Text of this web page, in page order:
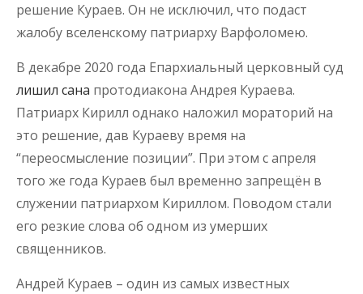
решение Кураев. Он не исключил, что подаст
жалобу вселенскому патриарху Варфоломею.
В декабре 2020 года Епархиальный церковный суд
лишил сана протодиакона Андрея Кураева.
Патриарх Кирилл однако наложил мораторий на
это решение, дав Кураеву время на
“переосмысление позиции”. При этом с апреля
того же года Кураев был временно запрещён в
служении патриархом Кириллом. Поводом стали
его резкие слова об одном из умерших
священников.
Андрей Кураев – один из самых известных